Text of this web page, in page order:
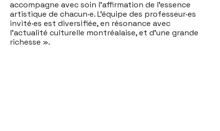
accompagne avec soin l’affirmation de l’essence
artistique de chacun·e. L’équipe des professeur·es
invité·es est diversifiée, en résonance avec
l’actualité culturelle montréalaise, et d’une grande
richesse ».